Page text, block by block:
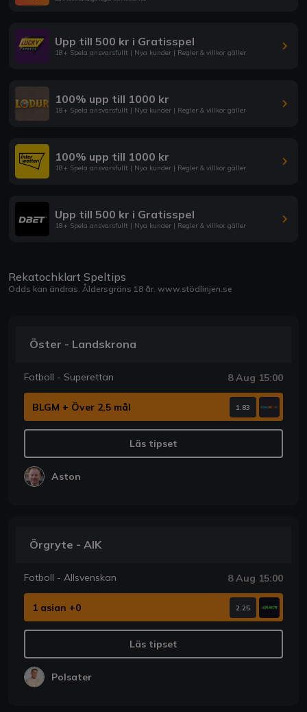
Upp till 500 kr i Gratisspel
18+ Spela ansvarsfullt | Nya kunder | Regler & villkor gäller
100% upp till 1000 kr
18+ Spela ansvarsfullt | Nya kunder | Regler & villkor gäller
100% upp till 1000 kr
18+ Spela ansvarsfullt | Nya kunder | Regler & villkor gäller
Upp till 500 kr i Gratisspel
18+ Spela ansvarsfullt | Nya kunder | Regler & villkor gäller
Rekatochklart Speltips
Odds kan ändras. Åldersgräns 18 år. www.stödlinjen.se
Öster - Landskrona
Fotboll - Superettan 8 Aug 15:00
BLGM + Över 2,5 mål 1.83
Läs tipset
Aston
Örgryte - AIK
Fotboll - Allsvenskan 8 Aug 15:00
1 asian +0 2.25
Läs tipset
Polsater